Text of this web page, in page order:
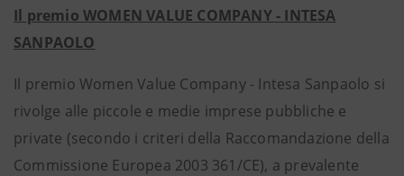
Il premio WOMEN VALUE COMPANY - INTESA
SANPAOLO
Il premio Women Value Company - Intesa Sanpaolo si
rivolge alle piccole e medie imprese pubbliche e
private (secondo i criteri della Raccomandazione della
Commissione Europea 2003 361/CE), a prevalente